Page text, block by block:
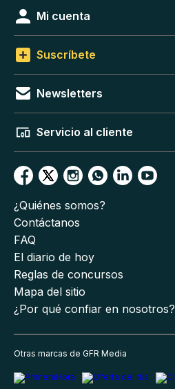
Mi cuenta
Suscríbete
Newsletters
Servicio al cliente
¿Quiénes somos?
Contáctanos
FAQ
El diario de hoy
Reglas de concursos
Mapa del sitio
¿Por qué confiar en nosotros?
Otras marcas de GFR Media